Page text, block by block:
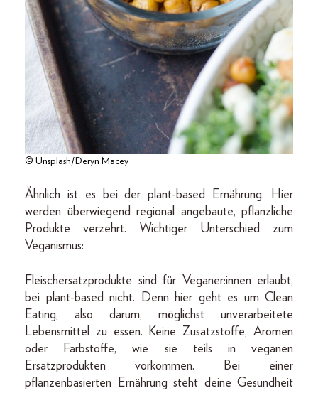
© Unsplash/Deryn Macey
Ähnlich ist es bei der plant-based Ernährung. Hier
werden überwiegend regional angebaute, pflanzliche
Produkte verzehrt. Wichtiger Unterschied zum
Veganismus:
Fleischersatzprodukte sind für Veganer:innen erlaubt,
bei plant-based nicht. Denn hier geht es um Clean
Eating, also darum, möglichst unverarbeitete
Lebensmittel zu essen. Keine Zusatzstoffe, Aromen
oder Farbstoffe, wie sie teils in veganen
Ersatzprodukten vorkommen. Bei einer
pflanzenbasierten Ernährung steht deine Gesundheit